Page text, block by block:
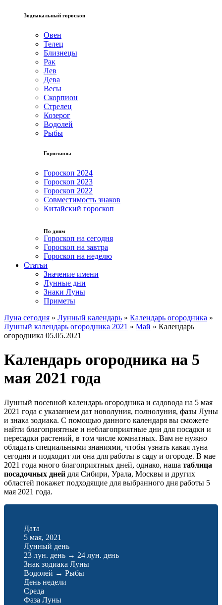
Зодиакальный гороскоп
Овен
Телец
Близнецы
Рак
Лев
Дева
Весы
Скорпион
Стрелец
Козерог
Водолей
Рыбы
Гороскопы
Гороскоп 2024
Гороскоп 2023
Гороскоп 2022
Совместимость знаков
Китайский гороскоп
По дням
Гороскоп на сегодня
Гороскоп на завтра
Гороскоп на неделю
Статьи
Значение имени
Лунные дни
Знаки Луны
Приметы
Луна сегодня » Лунный календарь » Календарь огородника »
Лунный календарь огородника 2021 » Май » Календарь
огородника 05.05.2021
Календарь огородника на 5
мая 2021 года
Лунный посевной календарь огородника и садовода на 5 мая
2021 года с указанием дат новолуния, полнолуния, фазы Луны
и знака зодиака. С помощью данного календаря вы сможете
найти благоприятные и неблагоприятные дни для посадки и
пересадки растений, в том числе комнатных. Вам не нужно
обладать специальными знаниями, чтобы узнать какая луна
сегодня и подходит ли она для работы в саду и огороде. В мае
2021 года много благоприятных дней, однако, наша таблица
посадочных дней для Сибири, Урала, Москвы и других
областей покажет подходящие для выбранного дня работы 5
мая 2021 года.
Дата
5 мая, 2021
Лунный день
23 лун. день → 24 лун. день
Знак зодиака Луны
Водолей → Рыбы
День недели
Среда
Фаза Луны